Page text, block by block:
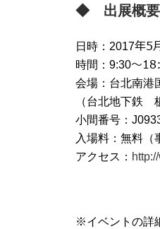
◆ 出展概要
日時：2017年5
時間：9:30～
会場：台北南
（台北地下鉄
小間番号：
入場料：無料（
アクセス：
※イベントの詳